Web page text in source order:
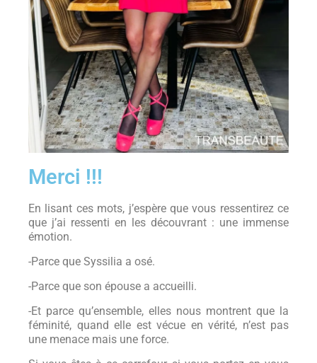
Merci !!!
En lisant ces mots, j’espère que vous ressentirez ce
que j’ai ressenti en les découvrant : une immense
émotion.
-Parce que Syssilia a osé.
-Parce que son épouse a accueilli.
-Et parce qu’ensemble, elles nous montrent que la
féminité, quand elle est vécue en vérité, n’est pas
une menace mais une force.